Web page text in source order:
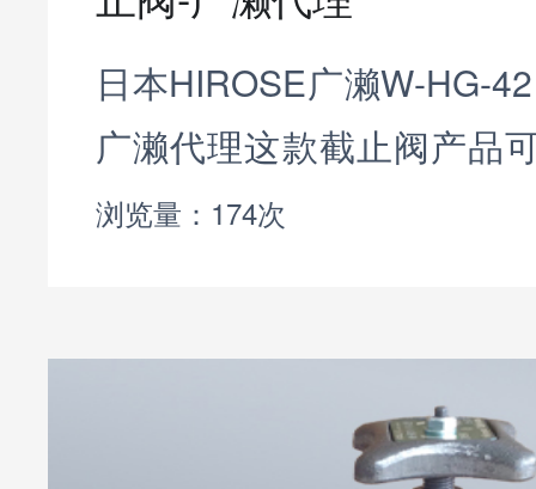
日本HIROSE广濑W-HG-
广濑代理这款截止阀产品
采用不同材质制成。
浏览量：174次